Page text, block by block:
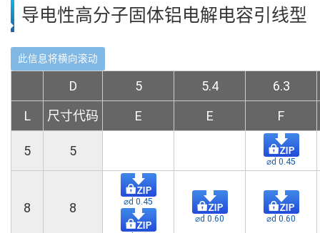
导电性高分子固体铝电解电容引线型
D 5 5.4
6.3
L
尺寸代码 E E F
5 5
⌀d 0.45
8 8 ⌀d 0.45
⌀d 0.60 ⌀d 0.60